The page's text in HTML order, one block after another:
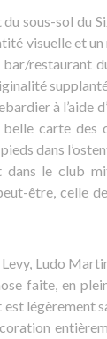
sous-sol du
visuelle et
restaurant
à l’aide
carte des
dans
le club
être, celle
Ludo
faite, en
légèrement